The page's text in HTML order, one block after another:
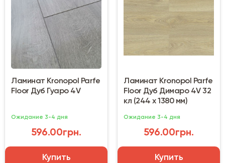
Ламинат Kronopol Parfe
Floor Дуб Гуаро 4V
Ожидание 3-4 дня
596.00грн.
Купить
Ламинат Kronopol Parfe
Floor Дуб Димаро 4V 32
кл (244 х 1380 мм)
Ожидание 3-4 дня
596.00грн.
Купить